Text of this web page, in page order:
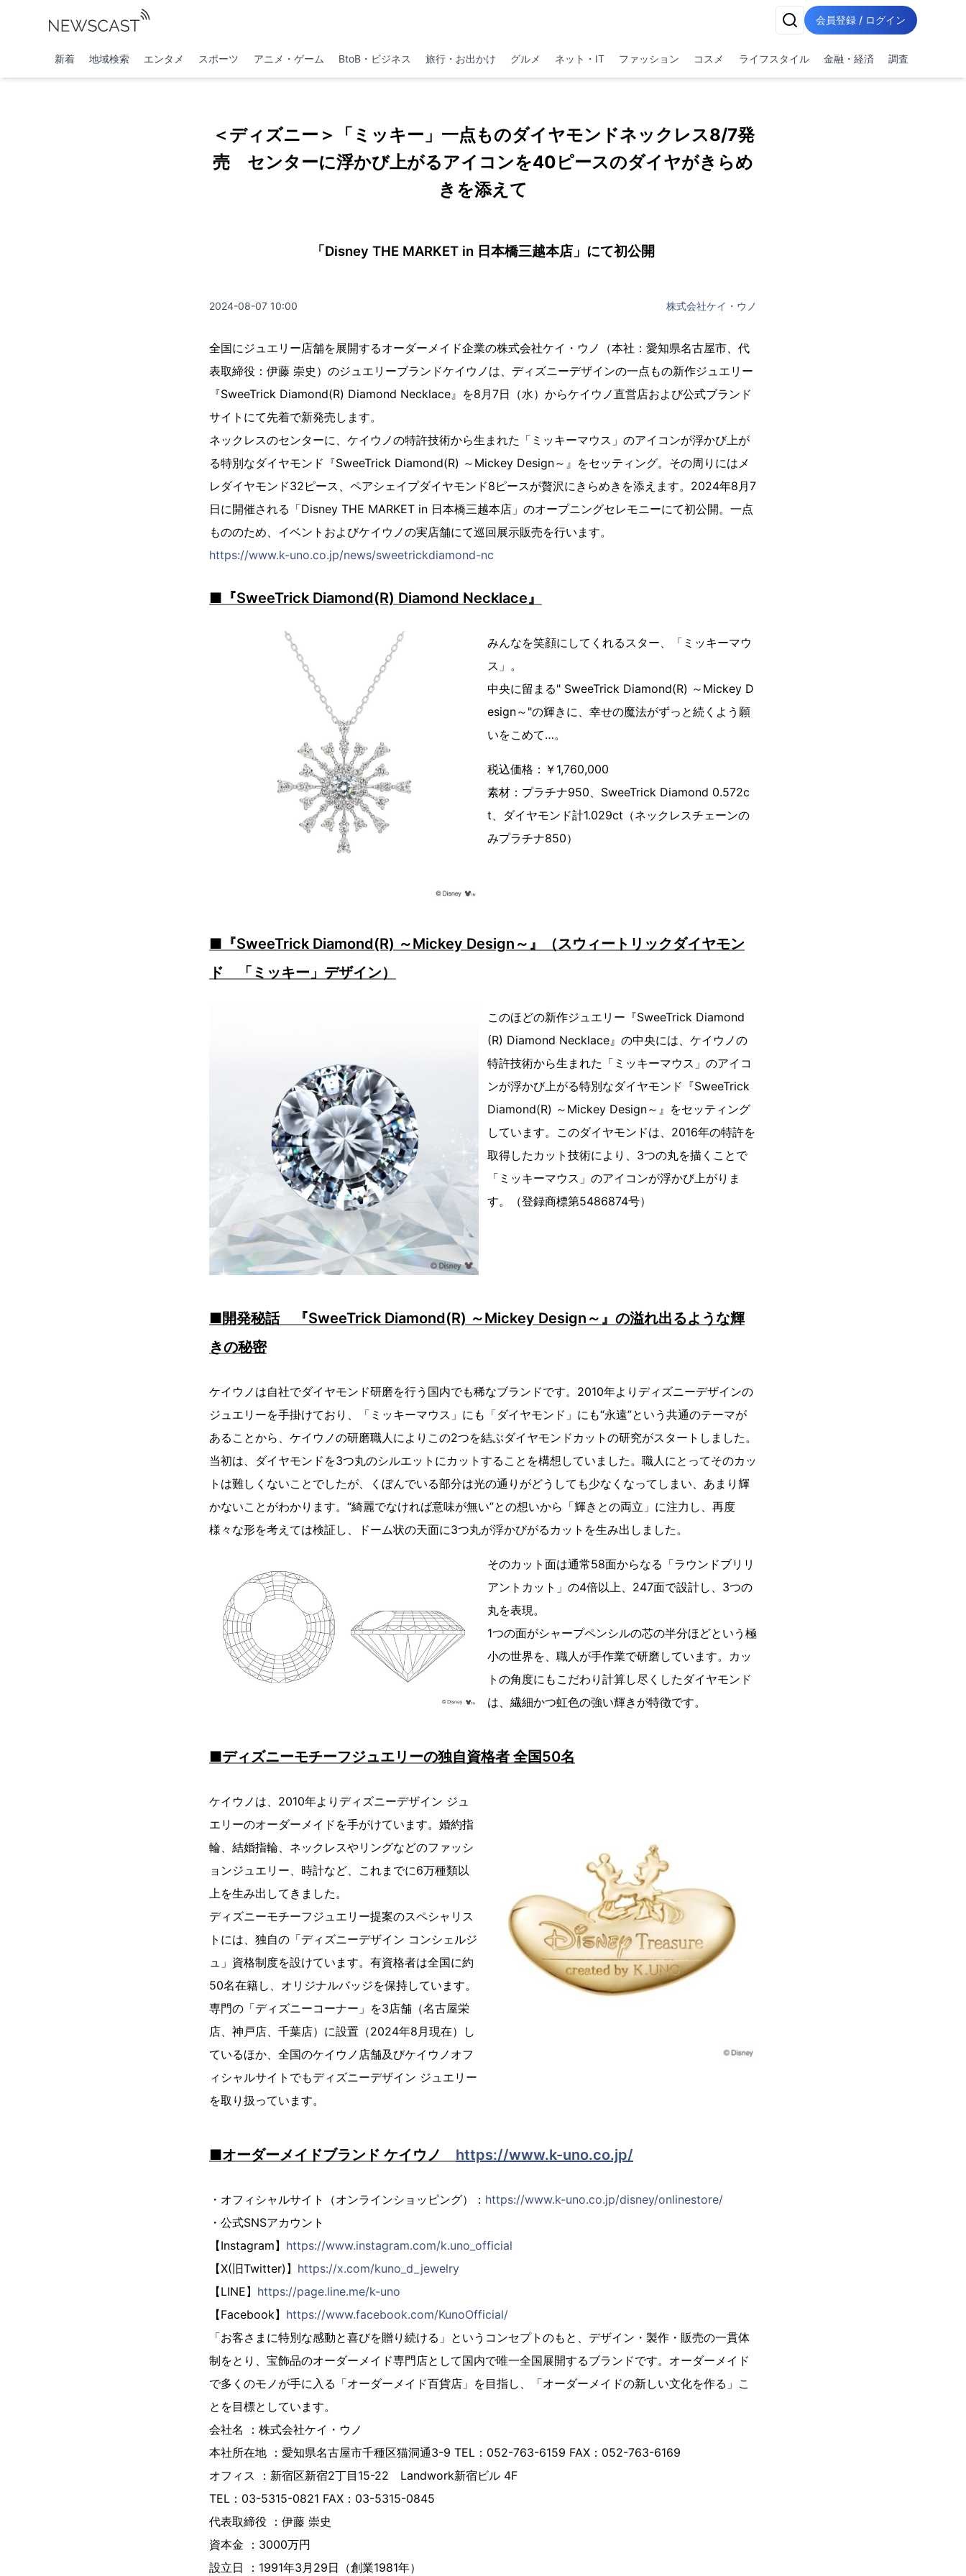
会員登録 / ログイン
新着 地域検索 エンタメ スポーツ アニメ・ゲーム BtoB・ビジネス 旅行・お出かけ グルメ ネット・IT ファッション コスメ ライフスタイル 金融・経済 調査
＜ディズニー＞「ミッキー」一点ものダイヤモンドネックレス8/7発
売 センターに浮かび上がるアイコンを40ピースのダイヤがきらめ
きを添えて
「Disney THE MARKET in 日本橋三越本店」にて初公開
2024-08-07 10:00 株式会社ケイ・ウノ
全国にジュエリー店舗を展開するオーダーメイド企業の株式会社ケイ・ウノ（本社：愛知県名古屋市、代
表取締役：伊藤 崇史）のジュエリーブランドケイウノは、ディズニーデザインの一点もの新作ジュエリー
『SweeTrick Diamond(R) Diamond Necklace』を8月7日（水）からケイウノ直営店および公式ブランド
サイトにて先着で新発売します。
ネックレスのセンターに、ケイウノの特許技術から生まれた「ミッキーマウス」のアイコンが浮かび上が
る特別なダイヤモンド『SweeTrick Diamond(R) ～Mickey Design～』をセッティング。その周りにはメ
レダイヤモンド32ピース、ペアシェイプダイヤモンド8ピースが贅沢にきらめきを添えます。2024年8月7
日に開催される「Disney THE MARKET in 日本橋三越本店」のオープニングセレモニーにて初公開。一点
もののため、イベントおよびケイウノの実店舗にて巡回展示販売を行います。
https://www.k-uno.co.jp/news/sweetrickdiamond-nc
■『SweeTrick Diamond(R) Diamond Necklace』
みんなを笑顔にしてくれるスター、「ミッキーマウ
ス」。
中央に留まる" SweeTrick Diamond(R) ～Mickey D
esign～"の輝きに、幸せの魔法がずっと続くよう願
いをこめて…。
税込価格：￥1,760,000
素材：プラチナ950、SweeTrick Diamond 0.572c
t、ダイヤモンド計1.029ct（ネックレスチェーンの
みプラチナ850）
■『SweeTrick Diamond(R) ～Mickey Design～』（スウィートリックダイヤモン
ド 「ミッキー」デザイン）
このほどの新作ジュエリー『SweeTrick Diamond
(R) Diamond Necklace』の中央には、ケイウノの
特許技術から生まれた「ミッキーマウス」のアイコ
ンが浮かび上がる特別なダイヤモンド『SweeTrick
Diamond(R) ～Mickey Design～』をセッティング
しています。このダイヤモンドは、2016年の特許を
取得したカット技術により、3つの丸を描くことで
「ミッキーマウス」のアイコンが浮かび上がりま
す。（登録商標第5486874号）
■開発秘話 『SweeTrick Diamond(R) ～Mickey Design～』の溢れ出るような輝
きの秘密
ケイウノは自社でダイヤモンド研磨を行う国内でも稀なブランドです。2010年よりディズニーデザインの
ジュエリーを手掛けており、「ミッキーマウス」にも「ダイヤモンド」にも“永遠”という共通のテーマが
あることから、ケイウノの研磨職人によりこの2つを結ぶダイヤモンドカットの研究がスタートしました。
当初は、ダイヤモンドを3つ丸のシルエットにカットすることを構想していました。職人にとってそのカッ
トは難しくないことでしたが、くぼんでいる部分は光の通りがどうしても少なくなってしまい、あまり輝
かないことがわかります。“綺麗でなければ意味が無い”との想いから「輝きとの両立」に注力し、再度
様々な形を考えては検証し、ドーム状の天面に3つ丸が浮かびがるカットを生み出しました。
そのカット面は通常58面からなる「ラウンドブリリ
アントカット」の4倍以上、247面で設計し、3つの
丸を表現。
1つの面がシャープペンシルの芯の半分ほどという極
小の世界を、職人が手作業で研磨しています。カッ
トの角度にもこだわり計算し尽くしたダイヤモンド
は、繊細かつ虹色の強い輝きが特徴です。
■ディズニーモチーフジュエリーの独自資格者 全国50名
ケイウノは、2010年よりディズニーデザイン ジュ
エリーのオーダーメイドを手がけています。婚約指
輪、結婚指輪、ネックレスやリングなどのファッシ
ョンジュエリー、時計など、これまでに6万種類以
上を生み出してきました。
ディズニーモチーフジュエリー提案のスペシャリス
トには、独自の「ディズニーデザイン コンシェルジ
ュ」資格制度を設けています。有資格者は全国に約
50名在籍し、オリジナルバッジを保持しています。
専門の「ディズニーコーナー」を3店舗（名古屋栄
店、神戸店、千葉店）に設置（2024年8月現在）し
ているほか、全国のケイウノ店舗及びケイウノオフ
ィシャルサイトでもディズニーデザイン ジュエリー
を取り扱っています。
■オーダーメイドブランド ケイウノ https://www.k-uno.co.jp/
・オフィシャルサイト（オンラインショッピング）： https://www.k-uno.co.jp/disney/onlinestore/
・公式SNSアカウント
【Instagram】 https://www.instagram.com/k.uno_official
【X(旧Twitter)】 https://x.com/kuno_d_jewelry
【LINE】 https://page.line.me/k-uno
【Facebook】 https://www.facebook.com/KunoOfficial/
「お客さまに特別な感動と喜びを贈り続ける」というコンセプトのもと、デザイン・製作・販売の一貫体
制をとり、宝飾品のオーダーメイド専門店として国内で唯一全国展開するブランドです。オーダーメイド
で多くのモノが手に入る「オーダーメイド百貨店」を目指し、「オーダーメイドの新しい文化を作る」こ
とを目標としています。
会社名 ：株式会社ケイ・ウノ
本社所在地 ：愛知県名古屋市千種区猫洞通3-9 TEL：052-763-6159 FAX：052-763-6169
オフィス ：新宿区新宿2丁目15-22 Landwork新宿ビル 4F
TEL：03-5315-0821 FAX：03-5315-0845
代表取締役 ：伊藤 崇史
資本金 ：3000万円
設立日 ：1991年3月29日（創業1981年）